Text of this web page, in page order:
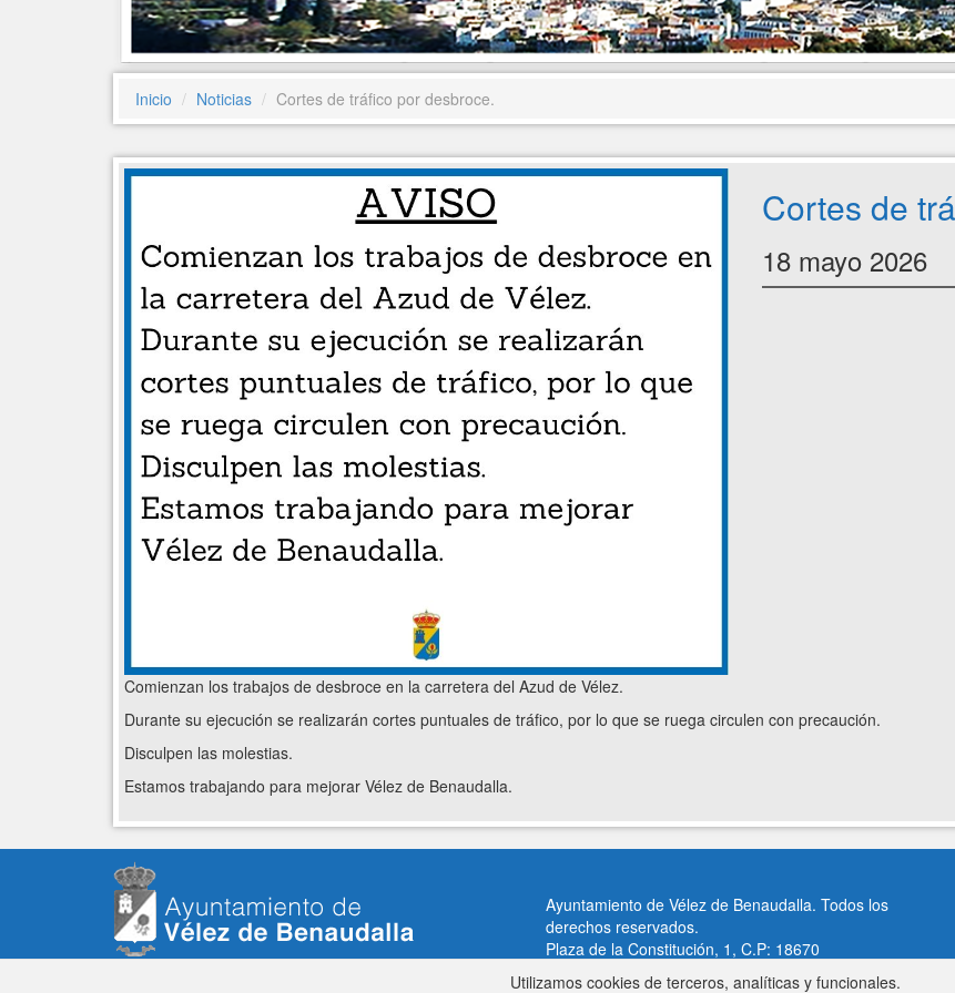
Inicio Noticias Cortes de tráfico por desbroce.
Cortes de
18 mayo 2026
Comienzan los trabajos de desbroce en la carretera del Azud de Vélez.
Durante su ejecución se realizarán cortes puntuales de tráfico, por lo que se ruega circulen con precaución.
Disculpen las molestias.
Estamos trabajando para mejorar Vélez de Benaudalla.
Ayuntamiento de Vélez de Benaudalla. Todos los
derechos reservados.
Plaza de la Constitución, 1, C.P: 18670
Vélez de Benaudalla, Granada (España)
Utilizamos cookies de terceros, analíticas y funcionales.